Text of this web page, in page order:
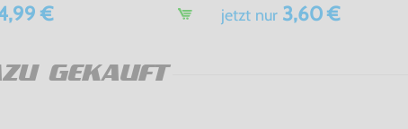
€ jetzt nur 3,60 €
GEKAUFT